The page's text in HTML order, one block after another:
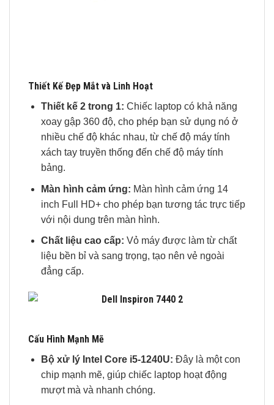
Thiết Kế Đẹp Mắt và Linh Hoạt
Thiết kế 2 trong 1: Chiếc laptop có khả năng
xoay gập 360 độ, cho phép bạn sử dụng nó ở
nhiều chế độ khác nhau, từ chế độ máy tính
xách tay truyền thống đến chế độ máy tính
bảng.
Màn hình cảm ứng: Màn hình cảm ứng 14
inch Full HD+ cho phép bạn tương tác trực tiếp
với nội dung trên màn hình.
Chất liệu cao cấp: Vỏ máy được làm từ chất
liệu bền bỉ và sang trọng, tạo nên vẻ ngoài
đẳng cấp.
Cấu Hình Mạnh Mẽ
Bộ xử lý Intel Core i5-1240U: Đây là một con
chip mạnh mẽ, giúp chiếc laptop hoạt động
mượt mà và nhanh chóng.